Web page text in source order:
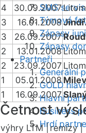
SMS servis
Týmová
Zápasy
Zápasy
Partneři
Generální
GOLD
Hlavní
Business
Hrdí
4
30.09.2007
3
16.01.2008
3
26.09.2007
2
13.01.2008
2
23.09.2007
1
05.01.2008
1
16.09.2007
Četnost
výhry LTM | remízy |